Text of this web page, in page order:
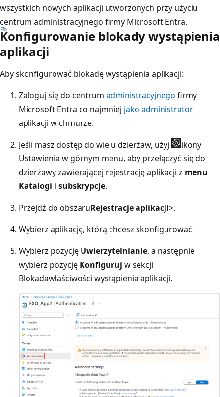
wszystkich nowych aplikacji utworzonych przy użyciu
centrum administracyjnego firmy Microsoft Entra.
Konfigurowanie blokady wystąpienia
aplikacji
Aby skonfigurować blokadę wystąpienia aplikacji:
Zaloguj się do centrum administracyjnego firmy
Microsoft Entra co najmniej jako administrator
aplikacji w chmurze.
Jeśli masz dostęp do wielu dzierżaw, użyj
ikony
Ustawienia w górnym menu, aby przełączyć się do
dzierżawy zawierającej rejestrację aplikacji z menu
Katalogi i subskrypcje.
Przejdź do obszaruRejestracje aplikacji>.
Wybierz aplikację, którą chcesz skonfigurować.
Wybierz pozycję Uwierzytelnianie, a następnie
wybierz pozycję Konfiguruj w sekcji
Blokadawłaściwości wystąpienia aplikacji.